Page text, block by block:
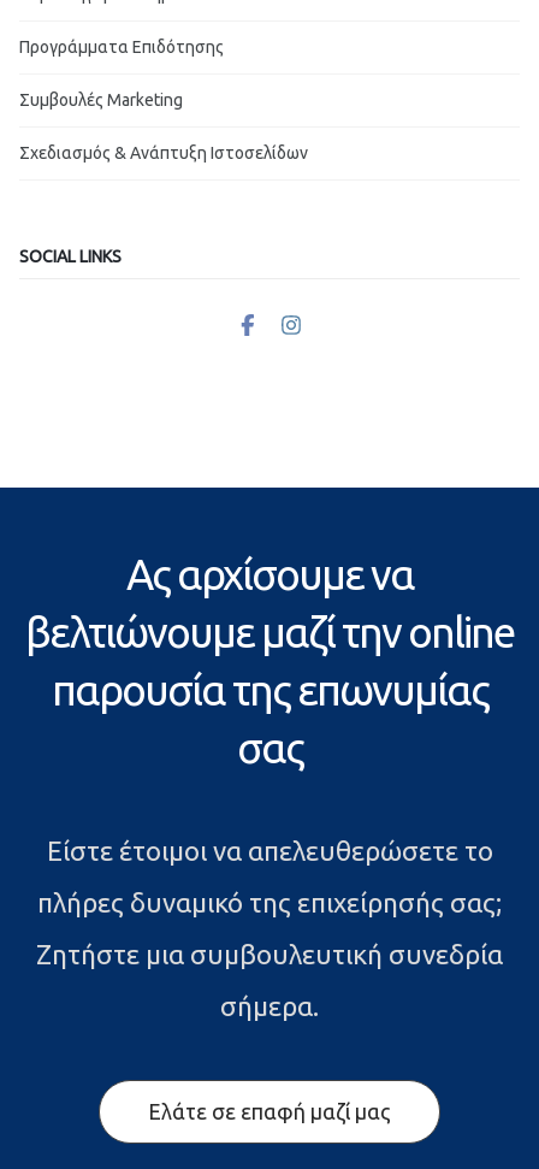
Προγράμματα Επιδότησης
Συμβουλές Marketing
Σχεδιασμός & Ανάπτυξη Ιστοσελίδων
SOCIAL LINKS
Ας αρχίσουμε να
βελτιώνουμε μαζί την online
παρουσία της επωνυμίας
σας
Είστε έτοιμοι να απελευθερώσετε το
πλήρες δυναμικό της επιχείρησής σας;
Ζητήστε μια συμβουλευτική συνεδρία
σήμερα.
Ελάτε σε επαφή μαζί μας